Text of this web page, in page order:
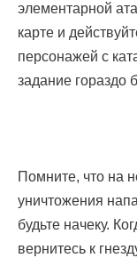
элементарной
карте и
персонажей с
задание гораздо
Помните, что на
уничтожения
будьте начеку.
вернитесь к